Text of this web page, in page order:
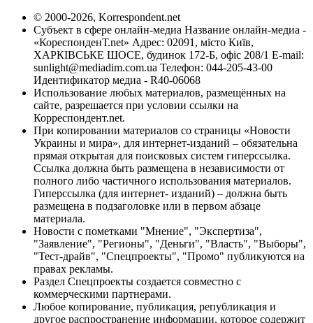
© 2000-2026, Korrespondent.net
Субъект в сфере онлайн-медиа Название онлайн-медиа -
«КореспонденТ.net» Адрес: 02091, місто Київ,
ХАРКІВСЬКЕ ШОСЕ, будинок 172-Б, офіс 208/1 E-mail:
sunlight@mediadim.com.ua Телефон: 044-205-43-00
Идентификатор медиа - R40-06068
Использование любых материалов, размещённых на
сайте, разрешается при условии ссылки на
Корреспондент.net.
При копировании материалов со страницы «Новости
Украины и мира», для интернет-изданий – обязательна
прямая открытая для поисковых систем гиперссылка.
Ссылка должна быть размещена в независимости от
полного либо частичного использования материалов.
Гиперссылка (для интернет- изданий) – должна быть
размещена в подзаголовке или в первом абзаце
материала.
Новости с пометками "Мнение", "Экспертиза",
"Заявление", "Регионы", "Деньги", "Власть", "Выборы",
"Тест-драйв", "Спецпроекты", "Промо" публикуются на
правах рекламы.
Раздел Спецпроекты создается совместно с
коммерческими партнерами.
Любое копирование, публикация, републикация и
другое распространение информации, которое содержит